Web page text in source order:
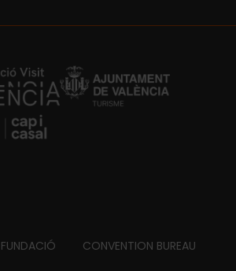
FUNDACIÓ
CONVENTION BUREAU